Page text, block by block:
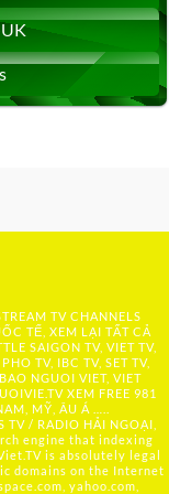
UK
TV CHANNELS
TẾ, XEM LẠI TẤT CẢ
SAIGON TV, VIET TV,
TV, IBC TV, SET TV,
NGUOI VIET, VIET
XEM FREE 981
MỸ, ÂU Á …..
TV / RADIO HẢI NGOẠI,
engine that indexing
is absolutely legal
domains on the Internet
yahoo.com,